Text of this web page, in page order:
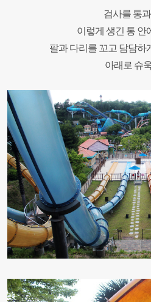
검사를 통
이렇게 생긴 통 안
팔과 다리를 꼬고 담담하
아래로 슈